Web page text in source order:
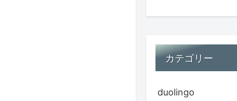
カテゴリー
duolingo